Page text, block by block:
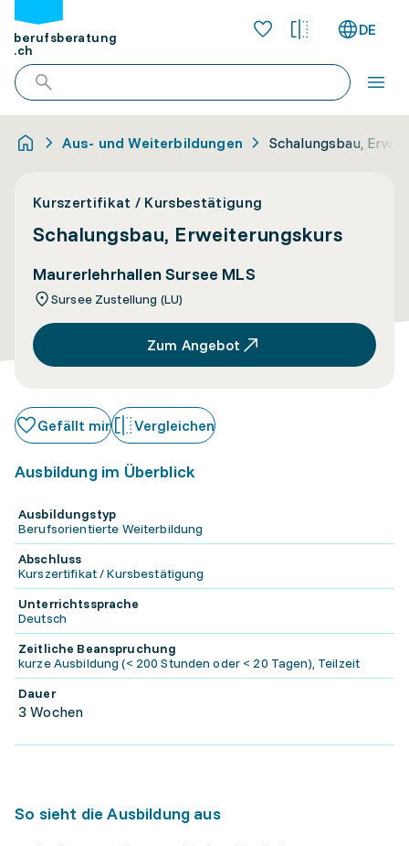
berufsberatung
.ch
DE
Aus- und Weiterbildungen Schalungsbau,
Kurszertifikat / Kursbestätigung
Schalungsbau, Erweiterungskurs
Maurerlehrhallen Sursee MLS
Sursee Zustellung (LU)
Zum Angebot
Gefällt mir Vergleichen
Ausbildung im Überblick
Ausbildungstyp
Berufsorientierte Weiterbildung
Abschluss
Kurszertifikat / Kursbestätigung
Unterrichtssprache
Deutsch
Zeitliche Beanspruchung
kurze Ausbildung (< 200 Stunden oder < 20 Tagen), Teilzeit
Dauer
3 Wochen
So sieht die Ausbildung aus